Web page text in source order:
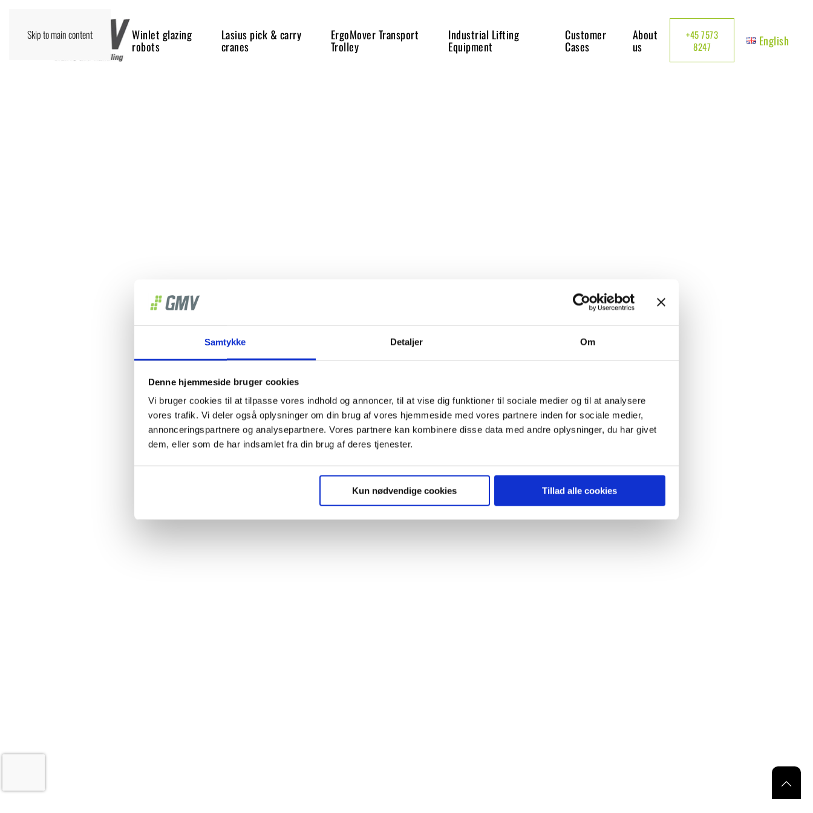
Samtykke Detaljer Om
Denne hjemmeside bruger cookies
Vi bruger cookies til at tilpasse vores indhold og annoncer, til at vise dig funktioner til sociale medier og til at analysere
vores trafik. Vi deler også oplysninger om din brug af vores hjemmeside med vores partnere inden for sociale medier,
annonceringspartnere og analysepartnere. Vores partnere kan kombinere disse data med andre oplysninger, du har givet
dem, eller som de har indsamlet fra din brug af deres tjenester.
Kun nødvendige cookies Tillad alle cookies
Skip to main content Winlet glazing
robots
Lasius pick & carry
cranes
ErgoMover Transport
Trolley
Industrial Lifting
Equipment
Customer
Cases
About
us
+45 7573
8247
English
Thank you for signing up
BACK TO FRONTPAGE